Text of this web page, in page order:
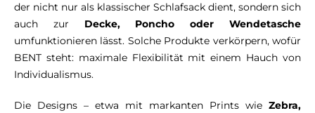
der nicht nur als klassischer Schlafsack dient, sondern sich
auch zur Decke, Poncho oder Wendetasche
umfunktionieren lässt. Solche Produkte verkörpern, wofür
BENT steht: maximale Flexibilität mit einem Hauch von
Individualismus.
Die Designs – etwa mit markanten Prints wie Zebra,